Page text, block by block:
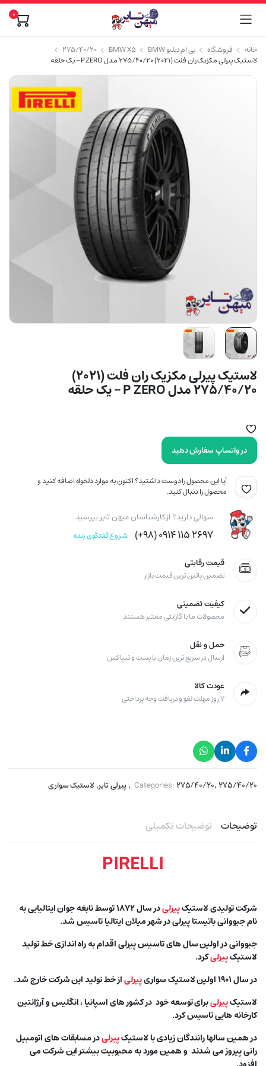
0
خانه فروشگاه بی ام دبلیو BMW BMW X5
۲۷۵/۴۰/۲۰
لاستیک پیرلی مکزیک ران فلت (2021) 275/40/20 مدل P ZERO – یک حلقه
لاستیک پیرلی مکزیک ران فلت (2021)
275/40/20 مدل P ZERO – یک حلقه
در واتساپ سفارش دهید
آیا این محصول را دوست داشتید؟ اکنون به موارد دلخواه اضافه کنید و
محصول را دنبال کنید.
سوالی دارید؟ از کارشناسان میهن تایر بپرسید
۲۶۹۷ ۱۱۵ ۰۹۱۴ (۹۸+) شروع گفتگوی زنده
قیمت رقابتی
تضمین پائین ترین قیمت بازار
کیفیت تضمینی
محصولات ما با گارانتی معتبر هستند
حمل و نقل
ارسال در سریع ترین زمان با پست و تیپاکس
عودت کالا
۷ روز مهلت لغو و دریافت وجه پرداختی
Categories:۲۷۵/۴۰/۲۰,۲۷۵/۴۰/۲۰ ,پیرلی تایر, لاستیک سواری
توضیحات توضیحات تکمیلی
PIRELLI
شرکت تولیدی لاستیکپیرلی
در سال ۱۸۷۲ توسط نابغه جوان ایتالیایی به
نام جیووانی باتیستا پیرلی در شهر میلان ایتالیا تاسیس شد.
جیووانی در اولین سال های تاسیس پیرلی اقدام به راه اندازی خط تولید
لاستیکپیرلیکرد.
در سال ۱۹۰۱ اولین لاستیک سواری
پیرلیاز خط تولید این شرکت خارج شد.
لاستیکپیرلیبرای توسعه خود در کشور های اسپانیا ، انگلیس و آرژانتین
کارخانه هایی تاسیس کرد.
در همین سالها رانندگان زیادی با لاستیکپیرلیدر مسابقات های اتومبیل
رانی پیروز می شدند و همین مورد به محبوبیت بیشتر این شرکت می